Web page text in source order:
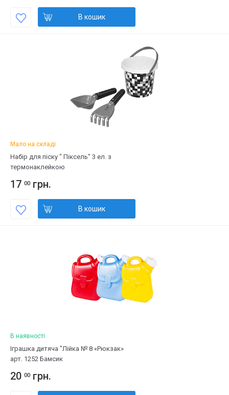
В кошик
Мало на складі
Набір для піску " Піксель" 3 ел. з
термонаклейкою
17 00 грн.
В кошик
В наявності
Іграшка дитяча "Лійка № 8 «Рюкзак»
арт. 1252 Бамсик
20 00 грн.